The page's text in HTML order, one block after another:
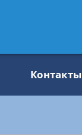
Контакты